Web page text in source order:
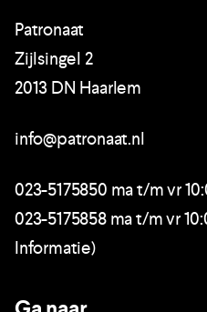
Patronaat
Zijlsingel 2
2013 DN Haarlem
info@patronaat.nl
023-5175850 ma t/m vr
023-5175858 ma t/m vr
Informatie)